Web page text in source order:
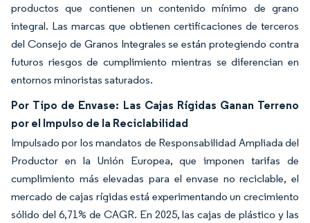
productos que contienen un contenido mínimo de grano
integral. Las marcas que obtienen certificaciones de terceros
del Consejo de Granos Integrales se están protegiendo contra
futuros riesgos de cumplimiento mientras se diferencian en
entornos minoristas saturados.
Por Tipo de Envase: Las Cajas Rígidas Ganan Terreno
por el Impulso de la Reciclabilidad
Impulsado por los mandatos de Responsabilidad Ampliada del
Productor en la Unión Europea, que imponen tarifas de
cumplimiento más elevadas para el envase no reciclable, el
mercado de cajas rígidas está experimentando un crecimiento
sólido del 6,71% de CAGR. En 2025, las cajas de plástico y las